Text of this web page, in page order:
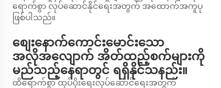
ရောက်စွာ လုပ်ဆောင်နိုင်ရေးအတွက် အထောက်အကူပု
ဖြစ်ပါသည်။
စျေးနောက်ကောင်းမောင်းသော
အလိုအလျောက် အိတ်ထည့်စက်များကို
မည်သည့်နေရာတွင် ရရှိနိုင်သနည်း။
ထိရောက်စွာ ထုပ်ပိုးရေးလုပ်ဆောင်ရေးအတွက်